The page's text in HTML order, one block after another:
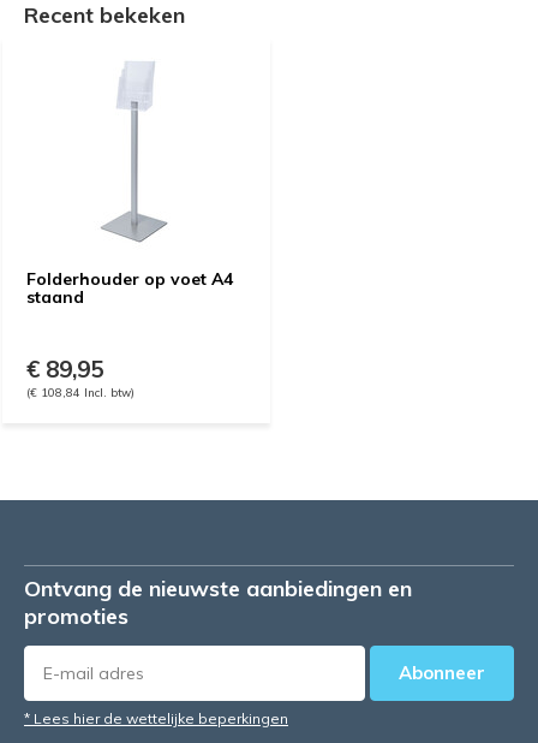
Recent bekeken
Folderhouder op voet A4
staand
€ 89,95
(€ 108,84 Incl. btw)
Ontvang de nieuwste aanbiedingen en
promoties
Abonneer
* Lees hier de wettelijke beperkingen